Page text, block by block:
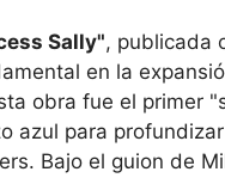
Sally", publicada
en la
obra fue el primer
azul para
Bajo el guion de